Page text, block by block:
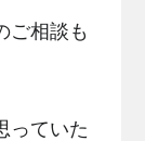
ご相談も
っていた